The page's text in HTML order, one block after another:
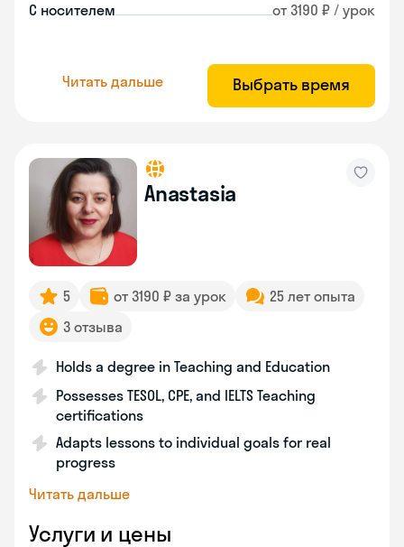
С носителем от 3190 ₽ / урок
Читать дальше Выбрать время
Anastasia
5 от 3190 ₽ за урок
25 лет опыта
3 отзыва
Holds a degree in Teaching and Education
Possesses TESOL, CPE, and IELTS Teaching
certifications
Adapts lessons to individual goals for real
progress
Читать дальше
Услуги и цены